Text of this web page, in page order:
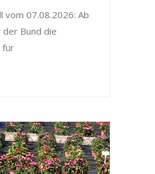
vom 07.08.2026: Ab
Bund die
für